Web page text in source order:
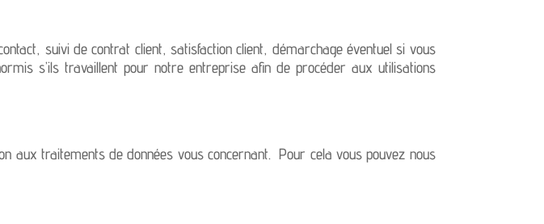
suivi de contrat client, satisfaction client, démarchage éventuel si vous
s’ils travaillent pour notre entreprise afin de procéder aux utilisations
aux traitements de données vous concernant. Pour cela vous pouvez nous